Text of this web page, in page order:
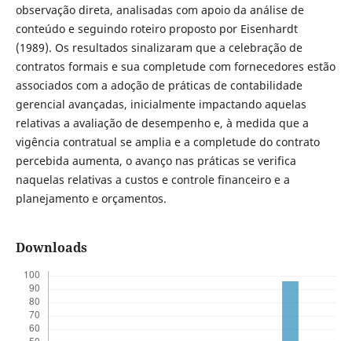
observação direta, analisadas com apoio da análise de
conteúdo e seguindo roteiro proposto por Eisenhardt
(1989). Os resultados sinalizaram que a celebração de
contratos formais e sua completude com fornecedores estão
associados com a adoção de práticas de contabilidade
gerencial avançadas, inicialmente impactando aquelas
relativas a avaliação de desempenho e, à medida que a
vigência contratual se amplia e a completude do contrato
percebida aumenta, o avanço nas práticas se verifica
naquelas relativas a custos e controle financeiro e a
planejamento e orçamentos.
Downloads